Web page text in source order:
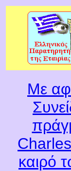
Με
καιρό